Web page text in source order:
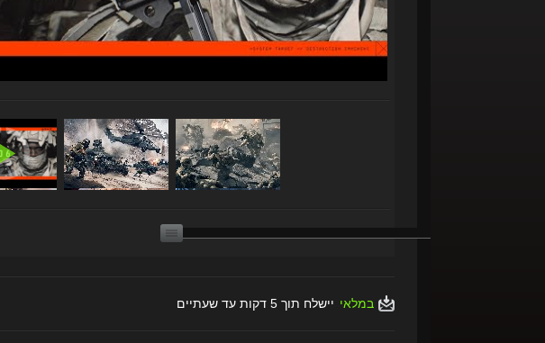
במלאי יישלח תוך 5 דקות עד שעתיים